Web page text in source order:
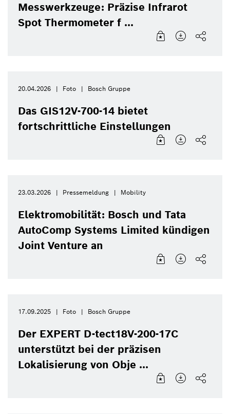
Messwerkzeuge: Präzise Infrarot
Spot Thermometer f ...
20.04.2026 Foto Bosch Gruppe
Das GIS12V-700-14 bietet
fortschrittliche Einstellungen
23.03.2026 Pressemeldung Mobility
Elektromobilität: Bosch und Tata
AutoComp Systems Limited kündigen
Joint Venture an
17.09.2025 Foto Bosch Gruppe
Der EXPERT D-tect18V-200-17C
unterstützt bei der präzisen
Lokalisierung von Obje ...